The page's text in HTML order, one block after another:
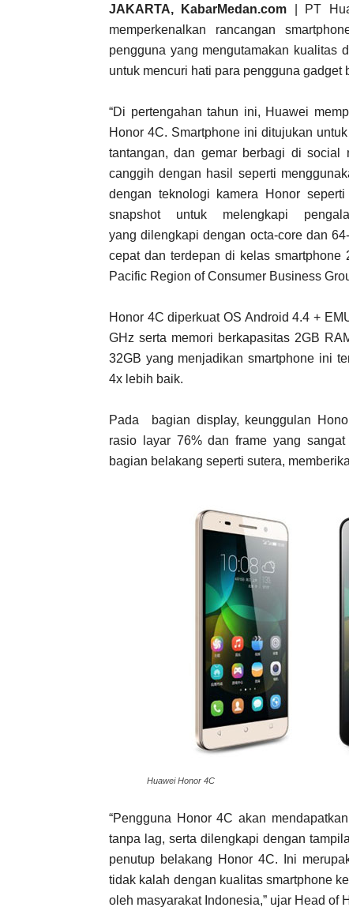
JAKARTA, KabarMedan.com | PT
memperkenalkan rancangan
pengguna yang mengutamakan kualitas
untuk mencuri hati para pengguna gadget
“Di pertengahan tahun ini, Huawei
Honor 4C. Smartphone ini ditujukan
tantangan, dan gemar berbagi di social
canggih dengan hasil seperti
dengan teknologi kamera Honor
snapshot untuk melengkapi
yang dilengkapi dengan octa-core dan
cepat dan terdepan di kelas
Pacific Region of Consumer Business
Honor 4C diperkuat OS Android 4.4 +
GHz serta memori berkapasitas 2GB
32GB yang menjadikan smartphone ini
4x lebih baik.
Pada bagian display, keunggulan
rasio layar 76% dan frame yang
bagian belakang seperti sutera,
Huawei Honor 4C
“Pengguna Honor 4C akan
tanpa lag, serta dilengkapi dengan
penutup belakang Honor 4C. Ini
tidak kalah dengan kualitas smartphone
oleh masyarakat Indonesia,” ujar Head of